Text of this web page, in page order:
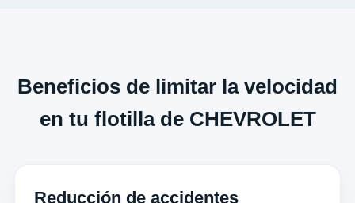
Beneficios de limitar la velocidad
en tu flotilla de CHEVROLET
Reducción de accidentes